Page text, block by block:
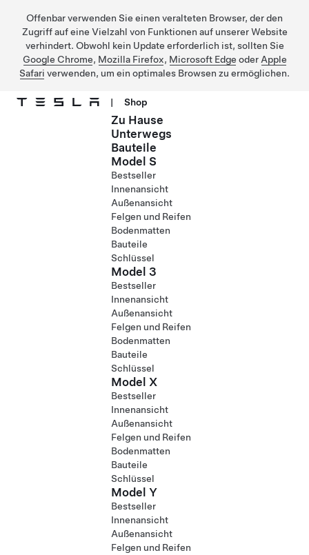
Offenbar verwenden Sie einen veralteten Browser, der den
Zugriff auf eine Vielzahl von Funktionen auf unserer Website
verhindert. Obwohl kein Update erforderlich ist, sollten Sie
Google Chrome, Mozilla Firefox, Microsoft Edge oder Apple
Safari verwenden, um ein optimales Browsen zu ermöglichen.
| Shop
Zu Hause
Unterwegs
Bauteile
Model S
Bestseller
Innenansicht
Außenansicht
Felgen und Reifen
Bodenmatten
Bauteile
Schlüssel
Model 3
Bestseller
Innenansicht
Außenansicht
Felgen und Reifen
Bodenmatten
Bauteile
Schlüssel
Model X
Bestseller
Innenansicht
Außenansicht
Felgen und Reifen
Bodenmatten
Bauteile
Schlüssel
Model Y
Bestseller
Innenansicht
Außenansicht
Felgen und Reifen